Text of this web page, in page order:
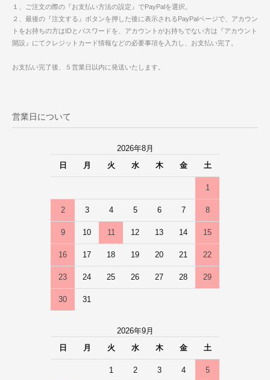
１、ご注文の際の『お支払い方法の設定』でPayPalを選択。
２、最後の『注文する』ボタンを押した後に表示されるPayPalページで、アカウン
トをお持ちの方はIDとパスワードを、アカウントがお持ちでない方は『アカウント
開設』にてクレジットカード情報などの必要事項を入力し、お支払い完了。
お支払い完了後、５営業日以内に発送いたします。
営業日について
2026年8月
日
月 火 水 木 金 土
1
2 3 4 5 6 7 8
9 10 11 12 13 14 15
16 17 18 19 20 21 22
23 24 25 26 27 28 29
30 31
2026年9月
日
月 火 水 木 金 土
1 2 3 4 5